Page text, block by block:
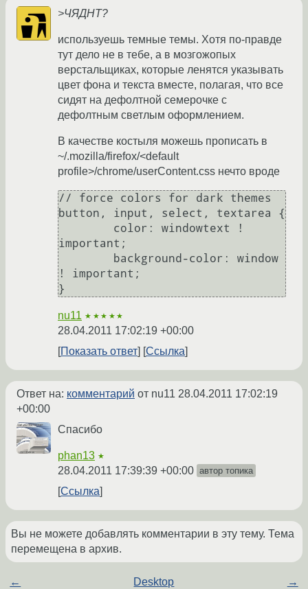
>ЧЯДНТ?
используешь темные темы. Хотя по-правде
тут дело не в тебе, а в мозгожопых
верстальщиках, которые ленятся указывать
цвет фона и текста вместе, полагая, что все
сидят на дефолтной семерочке с
дефолтным светлым оформлением.
В качестве костыля можешь прописать в
~/.mozilla/firefox/<default
profile>/chrome/userContent.css нечто вроде
// force colors for dark themes
button, input, select, textarea {
important;
! important;
nu11 ★★★★★
28.04.2011 17:02:19 +00:00
Показать ответ
Ссылка
Ответ на: комментарий от nu11 28.04.2011 17:02:19
+00:00
Спасибо
phan13 ★
28.04.2011 17:39:39 +00:00 автор топика
Ссылка
Вы не можете добавлять комментарии в эту тему. Тема
перемещена в архив.
← Desktop →